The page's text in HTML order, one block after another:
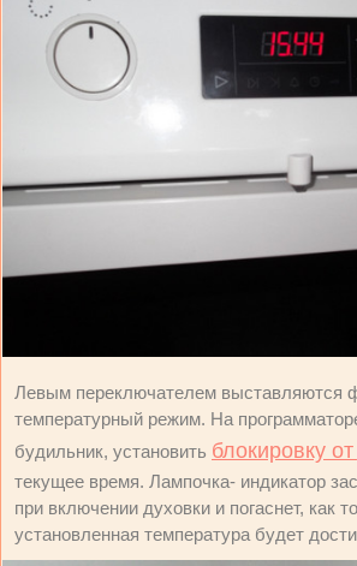
Левым переключателем выставляются
температурный режим. На
будильник, установить блокировку
текущее время. Лампочка- индикатор
при включении духовки и погаснет, как
установленная температура будет